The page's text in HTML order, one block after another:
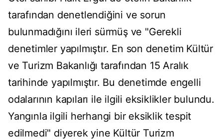
tarafından denetlendiğini ve sorun
bulunmadığını ileri sürmüş ve "Gerekli
denetimler yapılmıştır. En son denetim Kültür
ve Turizm Bakanlığı tarafından 15 Aralık
tarihinde yapılmıştır. Bu denetimde engelli
odalarının kapıları ile ilgili eksiklikler bulundu.
Yangınla ilgili herhangi bir eksiklik tespit
edilmedi" diyerek yine Kültür Turizm